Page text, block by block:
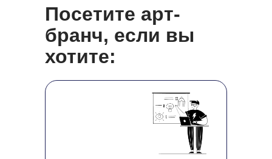
Посетите арт-
бранч, если вы
хотите: